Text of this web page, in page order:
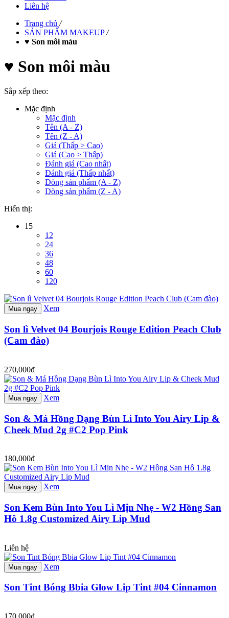
Liên hệ
Trang chủ /
SẢN PHẨM MAKEUP /
♥ Son môi màu
♥ Son môi màu
Sắp xếp theo:
Mặc định
Mặc định
Tên (A - Z)
Tên (Z - A)
Giá (Thấp > Cao)
Giá (Cao > Thấp)
Đánh giá (Cao nhất)
Đánh giá (Thấp nhất)
Dòng sản phẩm (A - Z)
Dòng sản phẩm (Z - A)
Hiển thị:
15
12
24
36
48
60
120
Mua ngay Xem
Son lì Velvet 04 Bourjois Rouge Edition Peach Club
(Cam đào)
270,000đ
Mua ngay Xem
Son & Má Hồng Dạng Bùn Lì Into You Airy Lip &
Cheek Mud 2g #C2 Pop Pink
180,000đ
Mua ngay Xem
Son Kem Bùn Into You Lì Mịn Nhẹ - W2 Hồng San
Hô 1.8g Customized Airy Lip Mud
Liên hệ
Mua ngay Xem
Son Tint Bóng Bbia Glow Lip Tint #04 Cinnamon